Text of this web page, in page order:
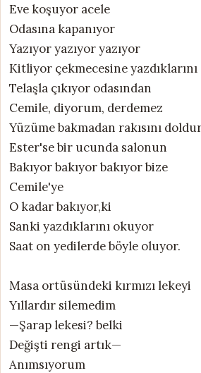
Eve koşuyor acele
Odasına kapanıyor
Yazıyor yazıyor yazıyor
Kitliyor çekmecesine yazdıklarını
Telaşla çıkıyor odasından
Cemile, diyorum, derdemez
Yüzüme bakmadan rakısını
Ester'se bir ucunda salonun
Bakıyor bakıyor bakıyor bize
Cemile'ye
O kadar bakıyor,ki
Sanki yazdıklarını okuyor
Saat on yedilerde böyle oluyor.
Masa ortüsündeki kırmızı lekeyi
Yıllardır silemedim
—Şarap lekesi? belki
Değişti rengi artık—
Anımsıyorum